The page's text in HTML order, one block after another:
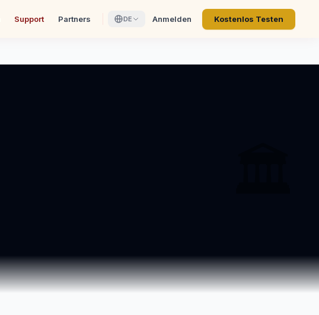
Support Partners DE Anmelden Kostenlos Testen